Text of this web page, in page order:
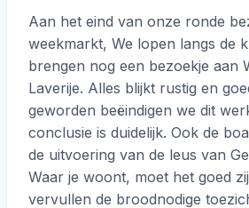
Aan het eind van onze ronde
weekmarkt, We lopen langs de
brengen nog een bezoekje aan
Laverije. Alles blijkt rustig en
geworden beëindigen we dit
conclusie is duidelijk. Ook de
de uitvoering van de leus van
Waar je woont, moet het goed
vervullen de broodnodige